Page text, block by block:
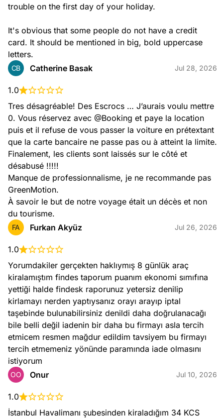
trouble on the first day of your holiday.
It's obvious that some people do not have a credit
card. It should be mentioned in big, bold uppercase
letters.
CB Catherine Basak Jul 28, 2026
1.0
Tres désagréable! Des Escrocs … J’aurais voulu mettre
0. Vous réservez avec @Booking et paye la location
puis et il refuse de vous passer la voiture en prétextant
que la carte bancaire ne passe pas ou à atteint la limite.
Finalement, les clients sont laissés sur le côté et
désabusé !!!!!
Manque de professionnalisme, je ne recommande pas
GreenMotion.
À savoir le but de notre voyage était un décès et non
du tourisme.
FA Furkan Akyüz Jul 26, 2026
1.0
Yorumdakiler gerçekten haklıymış 8 günlük araç
kiralamıştım findes taporum puanım ekonomi sımıfına
yettiği halde findesk raporunuz yetersiz denilip
kirlamayı nerden yaptıysanız orayı arayıp iptal
taşebinde bulunabilirsiniz denildi daha doğrulanacağı
bile belli değil iadenin bir daha bu firmayı asla tercih
etmicem resmen mağdur edildim tavsiyem bu firmayı
tercih etmemeniz yönünde paramında iade olmasını
istiyorum
OO Onur Jul 10, 2026
1.0
İstanbul Havalimanı şubesinden kiraladığım 34 KCS